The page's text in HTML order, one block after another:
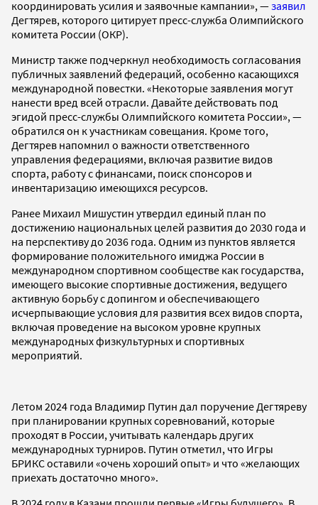
координировать усилия и заявочные кампании», —заявил
Дегтярев, которого цитирует пресс-служба Олимпийского
комитета России (ОКР).
Министр также подчеркнул необходимость согласования
публичных заявлений федераций, особенно касающихся
международной повестки. «Некоторые заявления могут
нанести вред всей отрасли. Давайте действовать под
эгидой пресс-службы Олимпийского комитета России», —
обратился он к участникам совещания. Кроме того,
Дегтярев напомнил о важности ответственного
управления федерациями, включая развитие видов
спорта, работу с финансами, поиск спонсоров и
инвентаризацию имеющихся ресурсов.
Ранее Михаил Мишустин утвердил единый план по
достижению национальных целей развития до 2030 года и
на перспективу до 2036 года. Одним из пунктов является
формирование положительного имиджа России в
международном спортивном сообществе как государства,
имеющего высокие спортивные достижения, ведущего
активную борьбу с допингом и обеспечивающего
исчерпывающие условия для развития всех видов спорта,
включая проведение на высоком уровне крупных
международных физкультурных и спортивных
мероприятий.
Летом 2024 года Владимир Путин дал поручение Дегтяреву
при планировании крупных соревнований, которые
проходят в России, учитывать календарь других
международных турниров. Путин отметил, что Игры
БРИКС оставили «очень хороший опыт» и что «желающих
приехать достаточно много».